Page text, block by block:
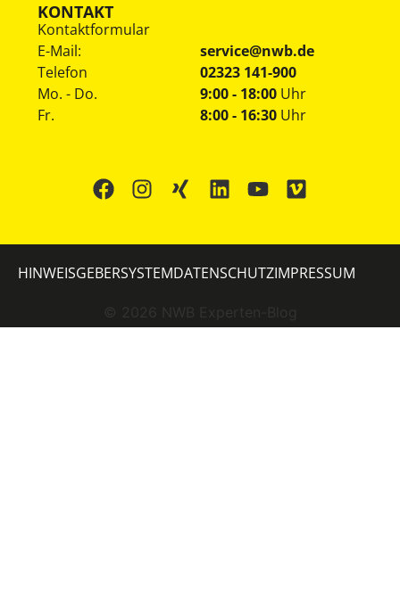
KONTAKT
Kontaktformular
E-Mail:
service@nwb.de
Telefon
02323 141-900
Mo. - Do.
Fr.
9:00 - 18:00 Uhr
8:00 - 16:30 Uhr
© 2026 NWB Experten-Blog
HINWEISGEBERSYSTEMDATENSCHUTZIMPRESSUM